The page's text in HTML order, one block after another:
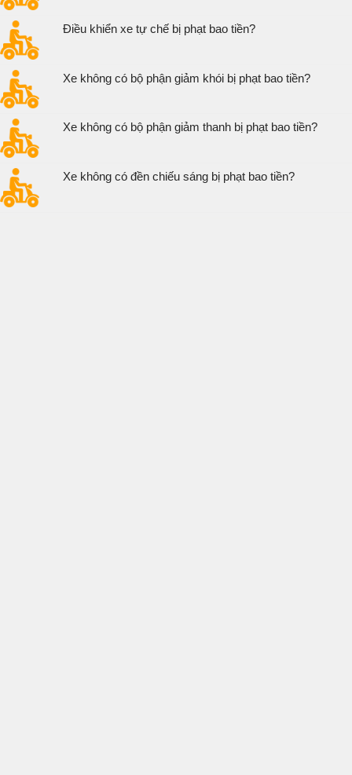
Điều khiển xe tự chế bị phạt bao tiền?
Xe không có bộ phận giảm khói bị phạt bao tiền?
Xe không có bộ phận giảm thanh bị phạt bao tiền?
Xe không có đền chiếu sáng bị phạt bao tiền?